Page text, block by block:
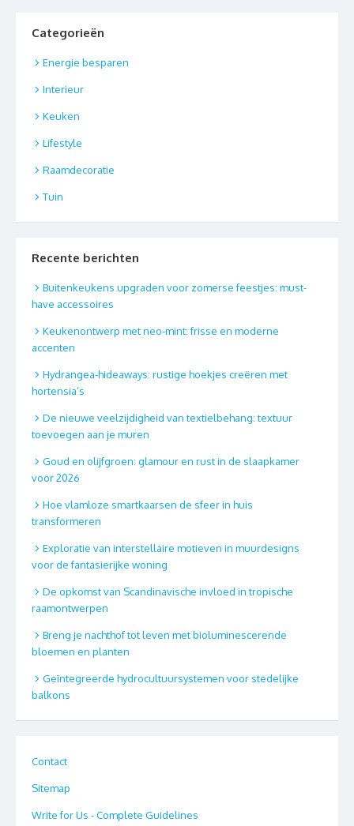
Categorieën
Energie besparen
Interieur
Keuken
Lifestyle
Raamdecoratie
Tuin
Recente berichten
Buitenkeukens upgraden voor zomerse feestjes: must-
have accessoires
Keukenontwerp met neo-mint: frisse en moderne
accenten
Hydrangea-hideaways: rustige hoekjes creëren met
hortensia’s
De nieuwe veelzijdigheid van textielbehang: textuur
toevoegen aan je muren
Goud en olijfgroen: glamour en rust in de slaapkamer
voor 2026
Hoe vlamloze smartkaarsen de sfeer in huis
transformeren
Exploratie van interstellaire motieven in muurdesigns
voor de fantasierijke woning
De opkomst van Scandinavische invloed in tropische
raamontwerpen
Breng je nachthof tot leven met bioluminescerende
bloemen en planten
Geïntegreerde hydrocultuursystemen voor stedelijke
balkons
Contact
Sitemap
Write for Us - Complete Guidelines